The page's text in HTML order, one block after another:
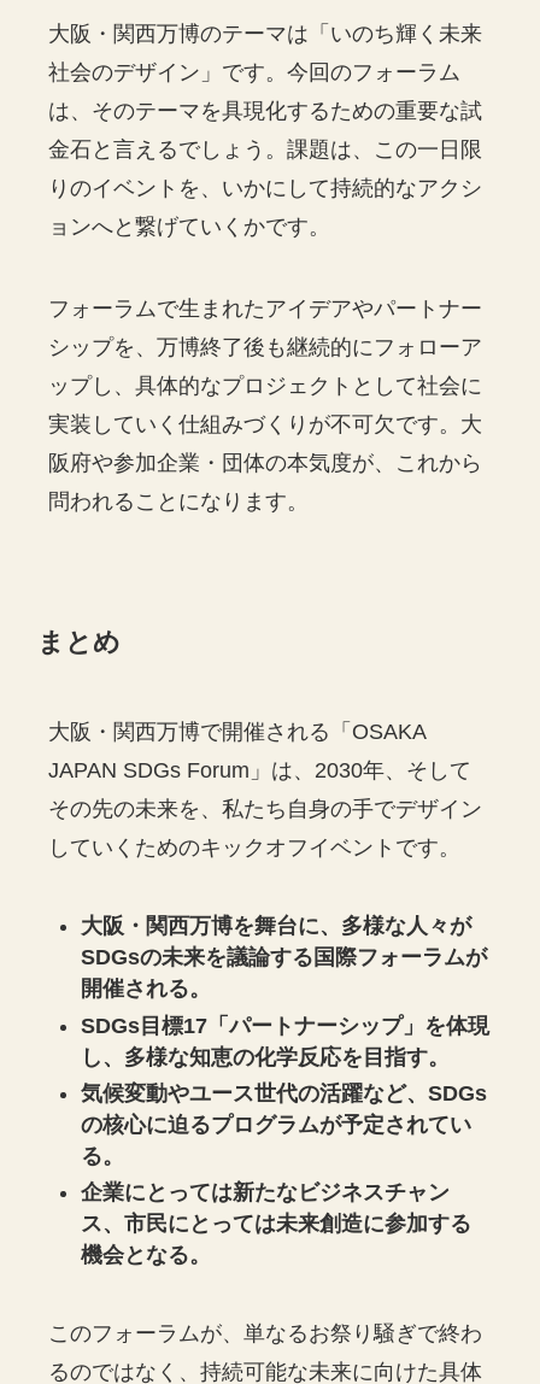
大阪・関西万博のテーマは「いのち輝く未来
社会のデザイン」です。今回のフォーラム
は、そのテーマを具現化するための重要な試
金石と言えるでしょう。課題は、この一日限
りのイベントを、いかにして持続的なアクシ
ョンへと繋げていくかです。
フォーラムで生まれたアイデアやパートナー
シップを、万博終了後も継続的にフォローア
ップし、具体的なプロジェクトとして社会に
実装していく仕組みづくりが不可欠です。大
阪府や参加企業・団体の本気度が、これから
問われることになります。
まとめ
大阪・関西万博で開催される「OSAKA
JAPAN SDGs Forum」は、2030年、そして
その先の未来を、私たち自身の手でデザイン
していくためのキックオフイベントです。
大阪・関西万博を舞台に、多様な人々が
SDGsの未来を議論する国際フォーラムが
開催される。
SDGs目標17「パートナーシップ」を体現
し、多様な知恵の化学反応を目指す。
気候変動やユース世代の活躍など、SDGs
の核心に迫るプログラムが予定されてい
る。
企業にとっては新たなビジネスチャン
ス、市民にとっては未来創造に参加する
機会となる。
このフォーラムが、単なるお祭り騒ぎで終わ
るのではなく、持続可能な未来に向けた具体